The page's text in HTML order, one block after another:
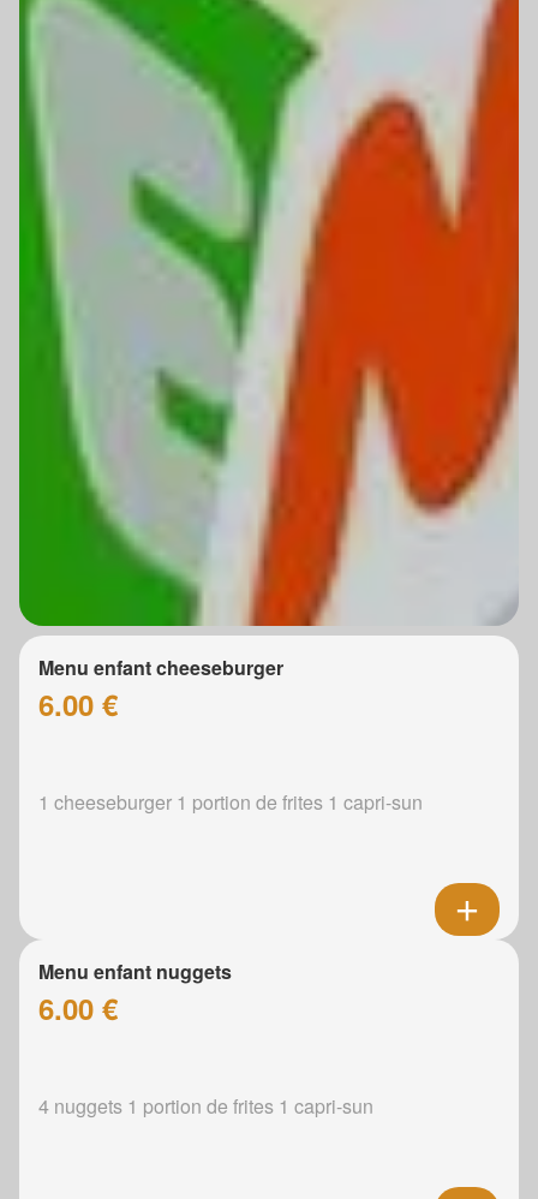
Menu enfant cheeseburger
6.00 €
1 cheeseburger 1 portion de frites 1 capri-sun
Menu enfant nuggets
6.00 €
4 nuggets 1 portion de frites 1 capri-sun